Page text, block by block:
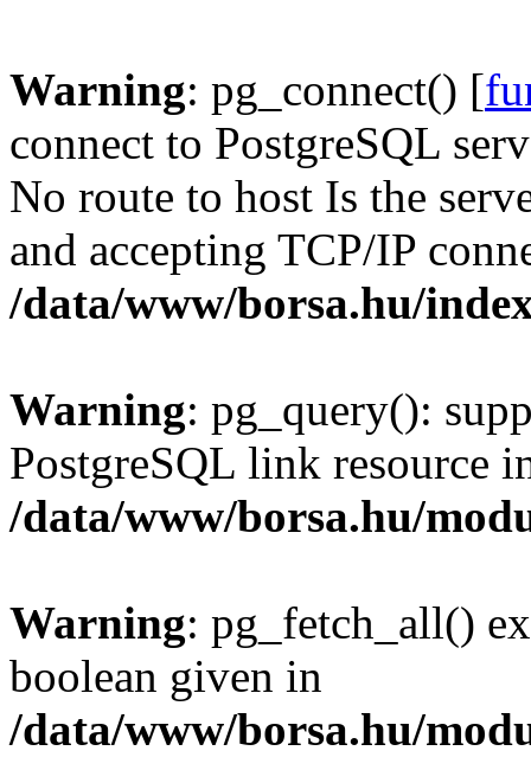
Warning: pg_connect() [
connect to PostgreSQL
No route to host Is the
and accepting TCP/IP
/data/www/borsa.hu/
Warning: pg_query():
PostgreSQL link resource
/data/www/borsa.hu/
Warning: pg_fetch_all()
boolean given in
/data/www/borsa.hu/